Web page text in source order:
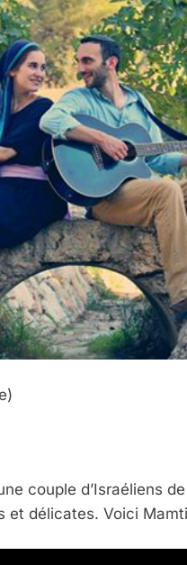
couple d’Israéliens
et délicates. Voici
La Plus